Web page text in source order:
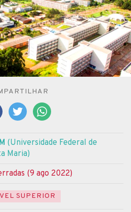
(Universidade Federal de
Maria)
(9 ago 2022)
SUPERIOR